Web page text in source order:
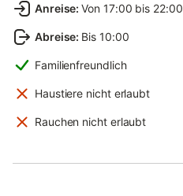
Anreise: Von 17:00 bis 22:00
Abreise: Bis 10:00
Familienfreundlich
Haustiere nicht erlaubt
Rauchen nicht erlaubt